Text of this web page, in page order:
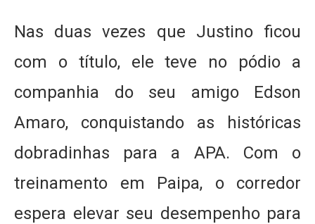
Nas duas vezes que Justino ficou
com o título, ele teve no pódio a
companhia do seu amigo Edson
Amaro, conquistando as históricas
dobradinhas para a APA. Com o
treinamento em Paipa, o corredor
espera elevar seu desempenho para